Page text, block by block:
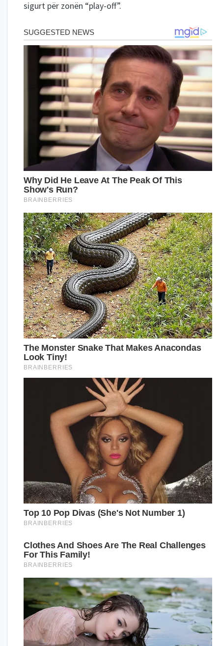
sigurt për zonën “play-off”.